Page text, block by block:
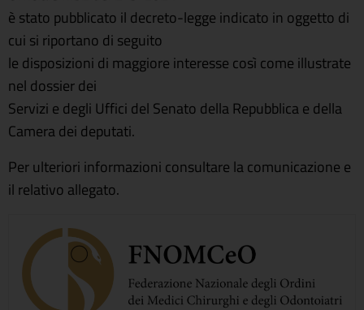
è stato pubblicato il decreto-legge indicato in oggetto di
cui si riportano di seguito
le disposizioni di maggiore interesse così come illustrate
nel dossier dei
Servizi e degli Uffici del Senato della Repubblica e della
Camera dei deputati.
Per ulteriori informazioni consultare la comunicazione e
il relativo allegato.